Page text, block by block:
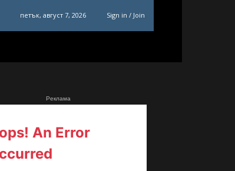
петък, август 7, 2026 Sign in / Join
Реклама